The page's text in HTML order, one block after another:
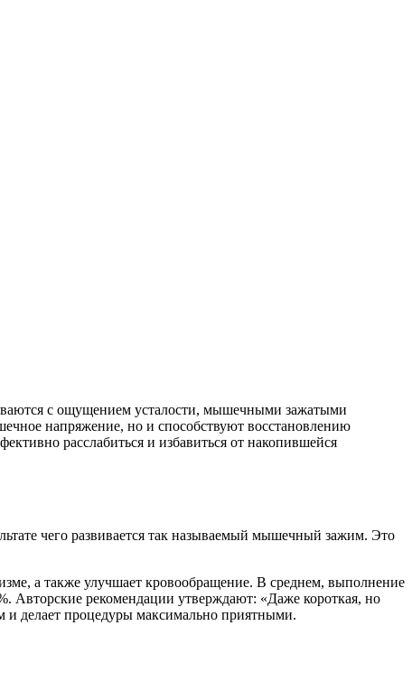
с ощущением усталости, мышечными зажатыми
напряжение, но и способствуют восстановлению
расслабиться и избавиться от накопившейся
чего развивается так называемый мышечный зажим. Это
а также улучшает кровообращение. В среднем, выполнение
Авторские рекомендации утверждают: «Даже короткая, но
и делает процедуры максимально приятными.